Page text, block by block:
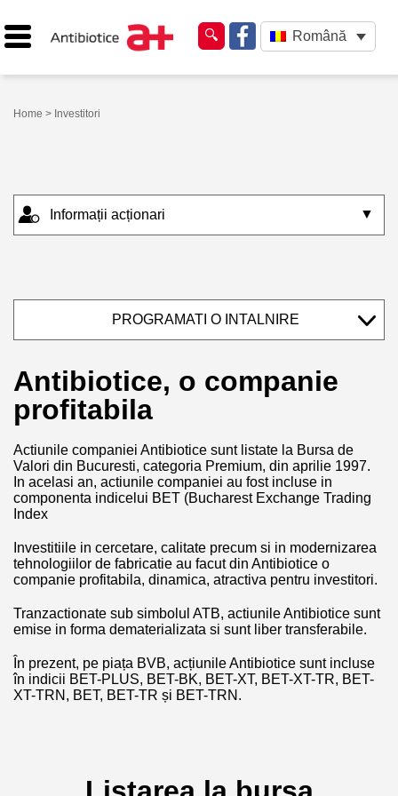
Română
Home > Investitori
▼
Informații acționari
PROGRAMATI O INTALNIRE
Antibiotice, o companie
profitabila
Actiunile companiei Antibiotice sunt listate la Bursa de
Valori din Bucuresti, categoria Premium, din aprilie 1997.
In acelasi an, actiunile companiei au fost incluse in
componenta indicelui BET (Bucharest Exchange Trading
Index
Investitiile in cercetare, calitate precum si in modernizarea
tehnologiilor de fabricatie au facut din Antibiotice o
companie profitabila, dinamica, atractiva pentru investitori.
Tranzactionate sub simbolul ATB, actiunile Antibiotice sunt
emise in forma dematerializata si sunt liber transferabile.
În prezent, pe piața BVB, acțiunile Antibiotice sunt incluse
în indicii BET-PLUS, BET-BK, BET-XT, BET-XT-TR, BET-
XT-TRN, BET, BET-TR și BET-TRN.